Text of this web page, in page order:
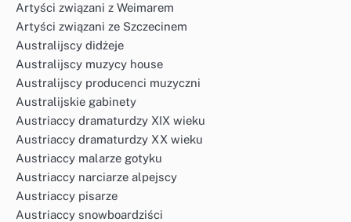
Artyści związani z Weimarem
Artyści związani ze Szczecinem
Australijscy didżeje
Australijscy muzycy house
Australijscy producenci muzyczni
Australijskie gabinety
Austriaccy dramaturdzy XIX wieku
Austriaccy dramaturdzy XX wieku
Austriaccy malarze gotyku
Austriaccy narciarze alpejscy
Austriaccy pisarze
Austriaccy snowboardziści